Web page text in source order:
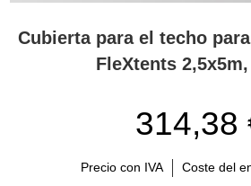
Cubierta para el techo
FleXtents
314,38
Precio con IVA Coste del